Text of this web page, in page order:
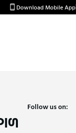
Download Mobile App
Follow us on: